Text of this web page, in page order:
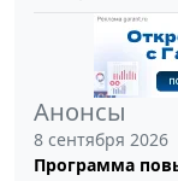
Анонсы
8 сентября 2026
Программа